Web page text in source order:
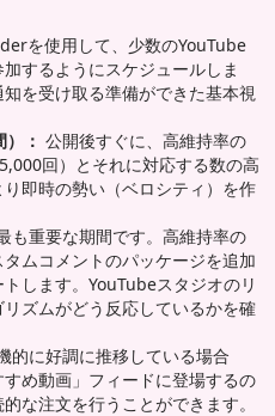
を使用して、少数のYouTube
するようにスケジュールしま
を受け取る準備ができた基本視
： 公開後すぐに、高維持率の
回）とそれに対応する数の高
即時の勢い（ベロシティ）を作
も重要な期間です。高維持率の
ムコメントのパッケージを追加
します。YouTubeスタジオのリ
ズムがどう反応しているかを確
的に好調に推移している場合
め動画」フィードに登場するの
な注文を行うことができます。